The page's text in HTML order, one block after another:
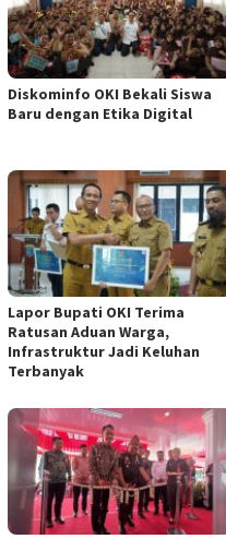
Diskominfo OKI Bekali Siswa
Baru dengan Etika Digital
Lapor Bupati OKI Terima
Ratusan Aduan Warga,
Infrastruktur Jadi Keluhan
Terbanyak